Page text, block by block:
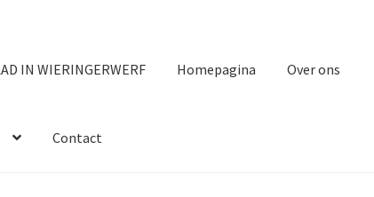
IN WIERINGERWERF Homepagina Over ons
Contact